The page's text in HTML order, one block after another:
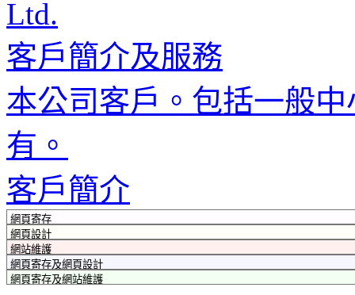
客戶簡介及服務
本公司客戶。包括一般
有。
客戶簡介